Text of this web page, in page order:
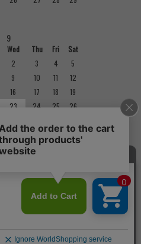
9
Wed Thu Fri
Sat
2 3 4
5
9 10 11
12
16 17 18
19
23 24 25
26
日は異なりますのでご注意くだ
店舗紹介をご確認ください。
ツをお求めならUemura Cycle Parts.All Rights